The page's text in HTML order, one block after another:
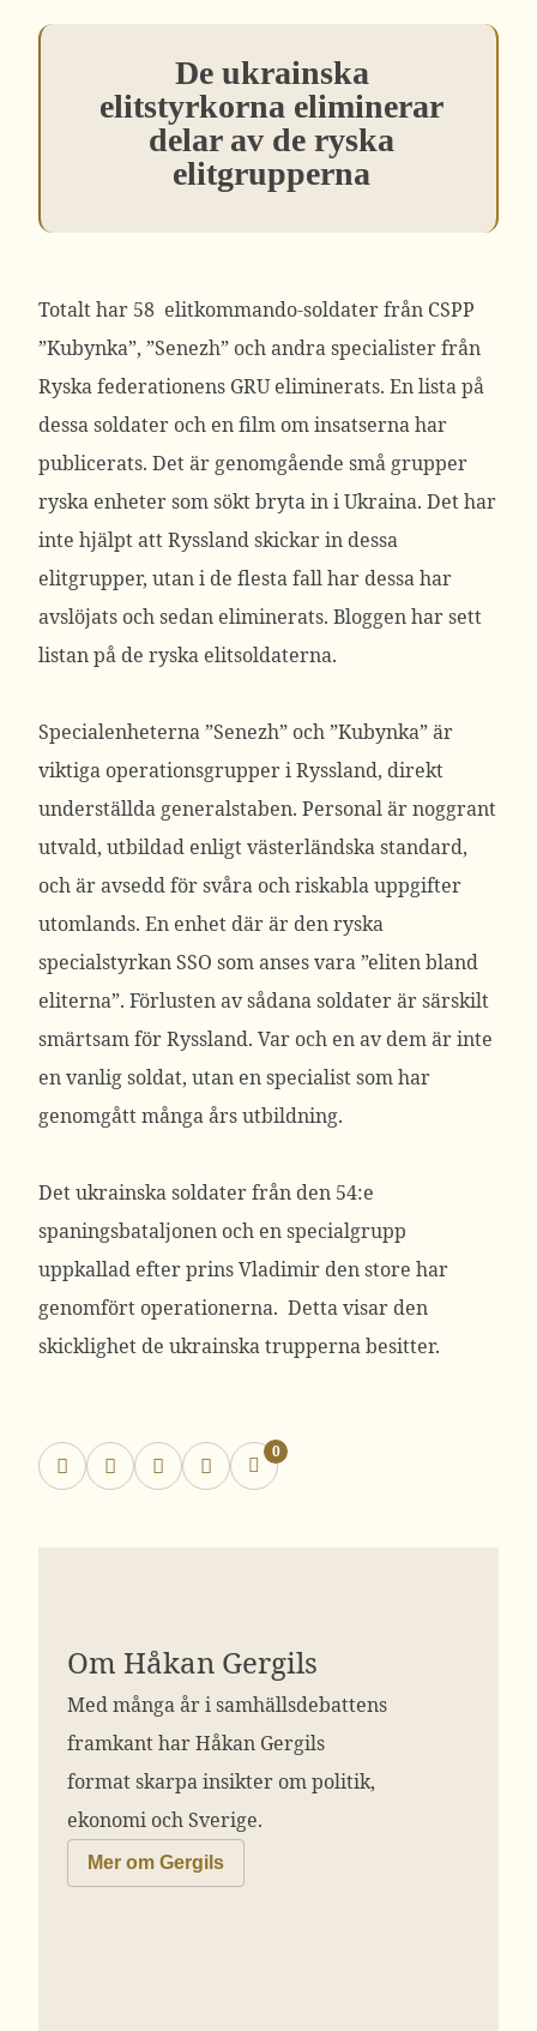
De ukrainska
elitstyrkorna eliminerar
delar av de ryska
elitgrupperna
Totalt har 58 elitkommando-soldater från CSPP
”Kubynka”, ”Senezh” och andra specialister från
Ryska federationens GRU eliminerats. En lista på
dessa soldater och en film om insatserna har
publicerats. Det är genomgående små grupper
ryska enheter som sökt bryta in i Ukraina. Det har
inte hjälpt att Ryssland skickar in dessa
elitgrupper, utan i de flesta fall har dessa har
avslöjats och sedan eliminerats. Bloggen har sett
listan på de ryska elitsoldaterna.
Specialenheterna ”Senezh” och ”Kubynka” är
viktiga operationsgrupper i Ryssland, direkt
underställda generalstaben. Personal är noggrant
utvald, utbildad enligt västerländska standard,
och är avsedd för svåra och riskabla uppgifter
utomlands. En enhet där är den ryska
specialstyrkan SSO som anses vara ”eliten bland
eliterna”. Förlusten av sådana soldater är särskilt
smärtsam för Ryssland. Var och en av dem är inte
en vanlig soldat, utan en specialist som har
genomgått många års utbildning.
Det ukrainska soldater från den 54:e
spaningsbataljonen och en specialgrupp
uppkallad efter prins Vladimir den store har
genomfört operationerna. Detta visar den
skicklighet de ukrainska trupperna besitter.
0
Om Håkan Gergils
Med många år i samhällsdebattens
framkant har Håkan Gergils
format skarpa insikter om politik,
ekonomi och Sverige.
Mer om Gergils